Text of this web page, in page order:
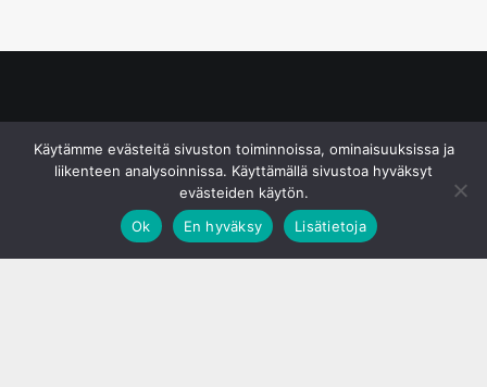
Käytämme evästeitä sivuston toiminnoissa, ominaisuuksissa ja
liikenteen analysoinnissa. Käyttämällä sivustoa hyväksyt
evästeiden käytön.
Ok
En hyväksy Lisätietoja